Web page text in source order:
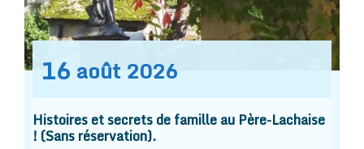
16 août 2026
Histoires et secrets de famille au Père-Lachaise
! (Sans réservation).